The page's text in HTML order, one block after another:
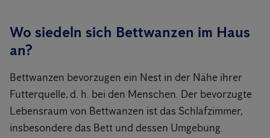
Wo siedeln sich Bettwanzen im Haus
an?
Bettwanzen bevorzugen ein Nest in der Nähe ihrer
Futterquelle, d. h. bei den Menschen. Der bevorzugte
Lebensraum von Bettwanzen ist das Schlafzimmer,
insbesondere das Bett und dessen Umgebung.